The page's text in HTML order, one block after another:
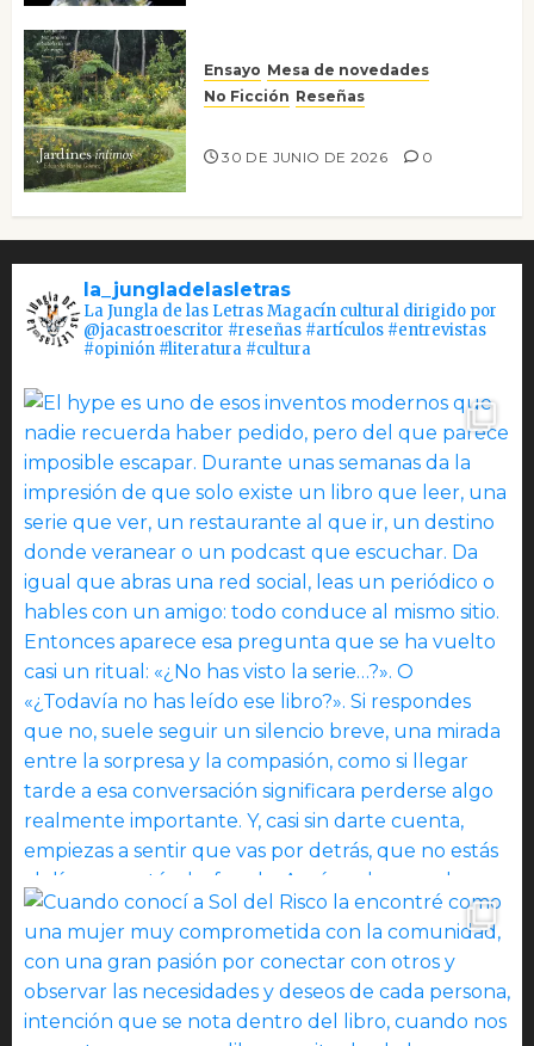
Ensayo Mesa de novedades
No Ficción Reseñas
30 DE JUNIO DE 2026 0
la_jungladelasletras
La Jungla de las Letras Magacín cultural dirigido por
@jacastroescritor #reseñas #artículos #entrevistas
#opinión #literatura #cultura